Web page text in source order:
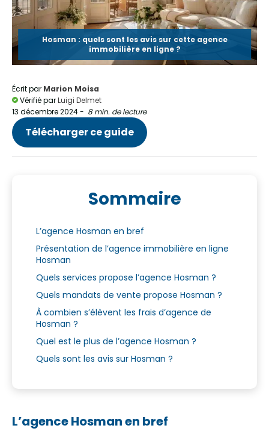
Hosman : quels sont les avis sur cette agence
immobilière en ligne ?
Écrit par Marion Moisa
Vérifié parLuigi Delmet
13 décembre 2024- 8 min. de lecture
Télécharger ce guide
Sommaire
L’agence Hosman en bref
Présentation de l’agence immobilière en ligne
Hosman
Quels services propose l’agence Hosman ?
Quels mandats de vente propose Hosman ?
À combien s’élèvent les frais d’agence de
Hosman ?
Quel est le plus de l’agence Hosman ?
Quels sont les avis sur Hosman ?
L’agence Hosman en bref